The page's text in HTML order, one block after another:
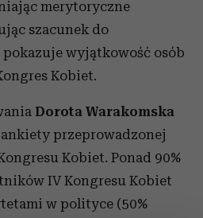
merytoryczne
szacunek do
wyjątkowość osób
Kobiet.
Dorota Warakomska
przeprowadzonej
Kobiet. Ponad 90%
IV Kongresu Kobiet
w polityce (50%